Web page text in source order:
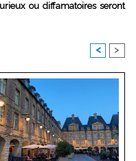
ou diffamatoires seront
< >